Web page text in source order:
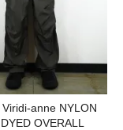
anne NYLON
OVERALL